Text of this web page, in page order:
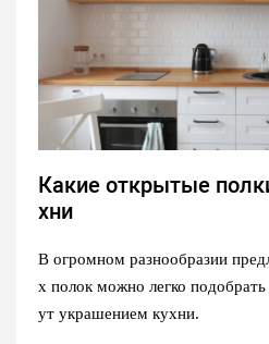
Какие открытые
хни
В огромном разнообразии
х полок можно легко
ут украшением кухни.